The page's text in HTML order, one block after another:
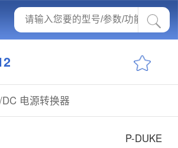
电源转换器
P-DUKE